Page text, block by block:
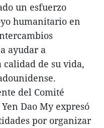
un esfuerzo
humanitario en
ayudar a
de su vida,
del Comité
Dao My expresó
por organizar